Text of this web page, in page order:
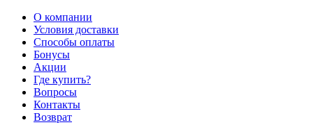
О компании
Условия доставки
Способы оплаты
Бонусы
Акции
Где купить?
Вопросы
Контакты
Возврат